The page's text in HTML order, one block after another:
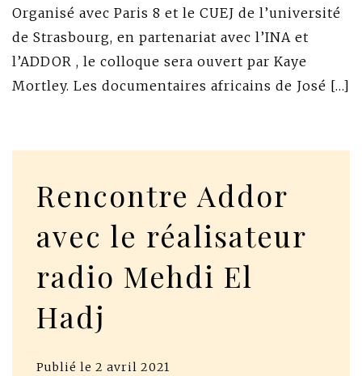
Organisé avec Paris 8 et le CUEJ de l’université
de Strasbourg, en partenariat avec l’INA et
l’ADDOR , le colloque sera ouvert par Kaye
Mortley. Les documentaires africains de José […]
Rencontre Addor
avec le réalisateur
radio Mehdi El
Hadj
Publié le 2 avril 2021